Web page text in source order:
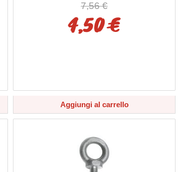
7,56 €
4,50 €
Aggiungi al carrello